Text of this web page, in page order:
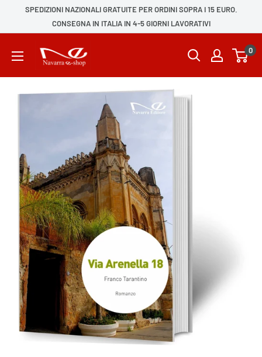
SPEDIZIONI NAZIONALI GRATUITE PER ORDINI SOPRA I 15 EURO.
CONSEGNA IN ITALIA IN 4-5 GIORNI LAVORATIVI
0